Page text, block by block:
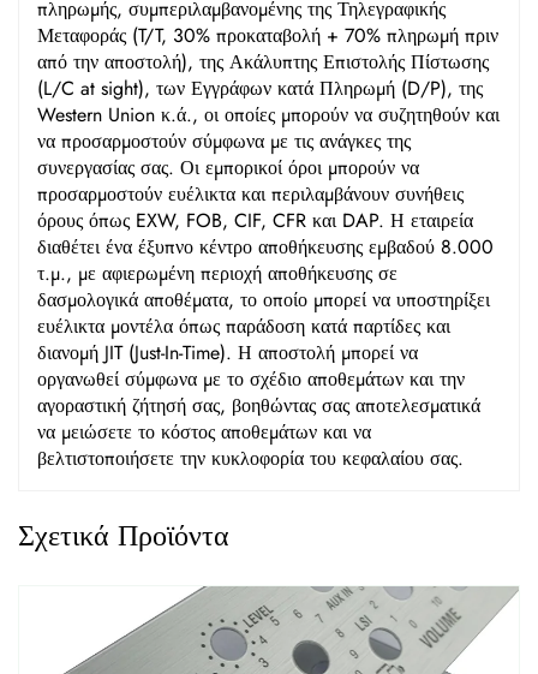
πληρωμής, συμπεριλαμβανομένης της Τηλεγραφικής
Μεταφοράς (T/T, 30% προκαταβολή + 70% πληρωμή πριν
από την αποστολή), της Ακάλυπτης Επιστολής Πίστωσης
(L/C at sight), των Εγγράφων κατά Πληρωμή (D/P), της
Western Union κ.ά., οι οποίες μπορούν να συζητηθούν και
να προσαρμοστούν σύμφωνα με τις ανάγκες της
συνεργασίας σας. Οι εμπορικοί όροι μπορούν να
προσαρμοστούν ευέλικτα και περιλαμβάνουν συνήθεις
όρους όπως EXW, FOB, CIF, CFR και DAP. Η εταιρεία
διαθέτει ένα έξυπνο κέντρο αποθήκευσης εμβαδού 8.000
τ.μ., με αφιερωμένη περιοχή αποθήκευσης σε
δασμολογικά αποθέματα, το οποίο μπορεί να υποστηρίξει
ευέλικτα μοντέλα όπως παράδοση κατά παρτίδες και
διανομή JIT (Just-In-Time). Η αποστολή μπορεί να
οργανωθεί σύμφωνα με το σχέδιο αποθεμάτων και την
αγοραστική ζήτησή σας, βοηθώντας σας αποτελεσματικά
να μειώσετε το κόστος αποθεμάτων και να
βελτιστοποιήσετε την κυκλοφορία του κεφαλαίου σας.
Σχετικά Προϊόντα